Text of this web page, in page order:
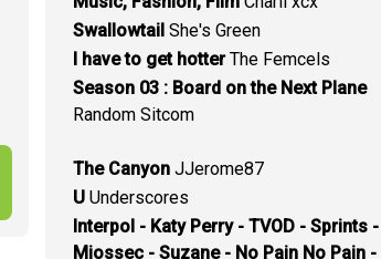
Swallowtail She's Green
I have to get hotterThe Femcels
Season 03 : Board on the Next Plane
Random Sitcom
The Canyon JJerome87
U Underscores
Interpol - Katy Perry - TVOD - Sprints -
Miossec - Suzane - No Pain No Pain -